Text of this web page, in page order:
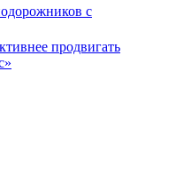
с
продвигать